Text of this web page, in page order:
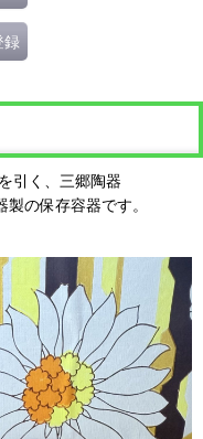
録
引く、三郷陶器
の保存容器です。